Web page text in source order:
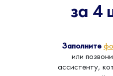
за 4
Заполните
или
ассистенту,